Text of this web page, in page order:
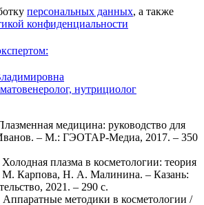
персональных данных, а также
конфиденциальности
нутрициолог
медицина: руководство для
– М.: ГЭОТАР-Медиа, 2017. – 350
плазма в косметологии: теория
М. Карпова, Н. А. Малинина. – Казань:
2021. – 290 с.
методики в косметологии /